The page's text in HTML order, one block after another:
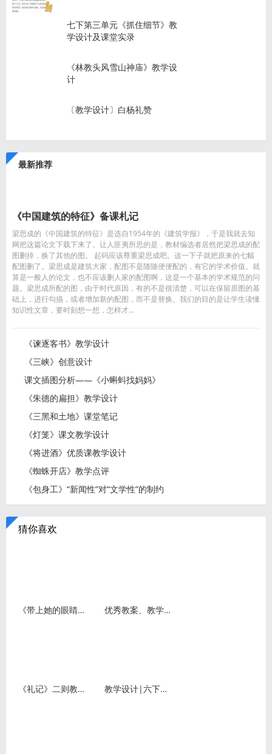
七下第三单元《抓住细节》教
学设计及课堂实录
《林教头风雪山神庙》教学设
计
〔教学设计〕白杨礼赞
最新推荐
《中国建筑的特征》备课札记
梁思成的《中国建筑的特征》是选自1954年的《建筑学报》，于是我就去知
网把这篇论文下载下来了。让人匪夷所思的是，教材编选者居然把梁思成的配
图删掉，换了其他的图。 起码应该尊重梁思成吧。这一下子就把原来的七幅
配图删了。梁思成是建筑大家，配图不是随随便便配的，有它的学术价值。就
算是一般人的论文，也不应该删人家的配图啊，这是一个基本的学术规范的问
题。梁思成所配的图，由于时代原因，有的不是很清楚，可以在保留原图的基
础上，进行勾描，或者增加新的配图，而不是替换。我们的目的是让学生读懂
知识性文章，要时刻想一想，怎样才...
《谏逐客书》教学设计
《三峡》创意设计
课文插图分析——《小蝌蚪找妈妈》
《朱德的扁担》教学设计
《三黑和土地》课堂笔记
《灯笼》课文教学设计
《将进酒》优质课教学设计
《蜘蛛开店》教学点评
《包身工》“新闻性”对“文学性”的制约
猜你喜欢
《带上她的眼睛》教案教学设计 优秀教案、教学设计（试讲稿）案例展示:《祖先的摇篮》
《礼记》二则教案 教学设计|六下《为人民服务》